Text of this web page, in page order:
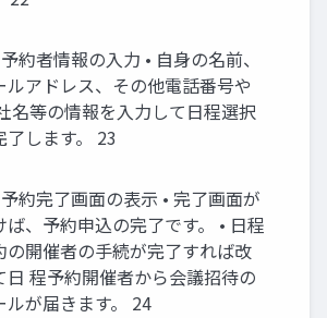
約者情報の入力 • 自身の名前、
ルアドレス、その他電話番号や
名等の情報を入力して日程選択
了します。 23
約完了画面の表示 • 完了画面が
ば、予約申込の完了です。 • 日程
の開催者の手続が完了すれば改
日 程予約開催者から会議招待の
ルが届きます。 24